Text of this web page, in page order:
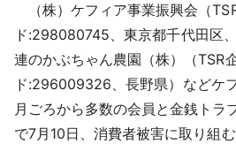
採用情報
よくあるご質問
English
（株）ケフィア事業振興会（
ド:298080745、東京都千代田区
連のかぶちゃん農園（株）（TSR
ド:296009326、長野県）などケ
月ごろから多数の会員と金銭トラ
で7月10日、消費者被害に取り組